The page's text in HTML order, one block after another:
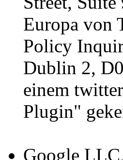
Europa von
Policy
Dublin 2,
einem
Plugin"
Google